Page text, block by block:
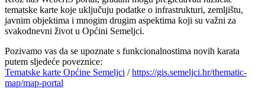
tematske karte koje uključuju podatke o infrastrukturi, zemljištu,
javnim objektima i mnogim drugim aspektima koji su važni za
svakodnevni život u Općini Semeljci.
Pozivamo vas da se upoznate s funkcionalnostima novih karata
putem sljedeće poveznice:
Tematske karte Općine Semeljci /https://gis.semeljci.hr/thematic-
map/map-portal